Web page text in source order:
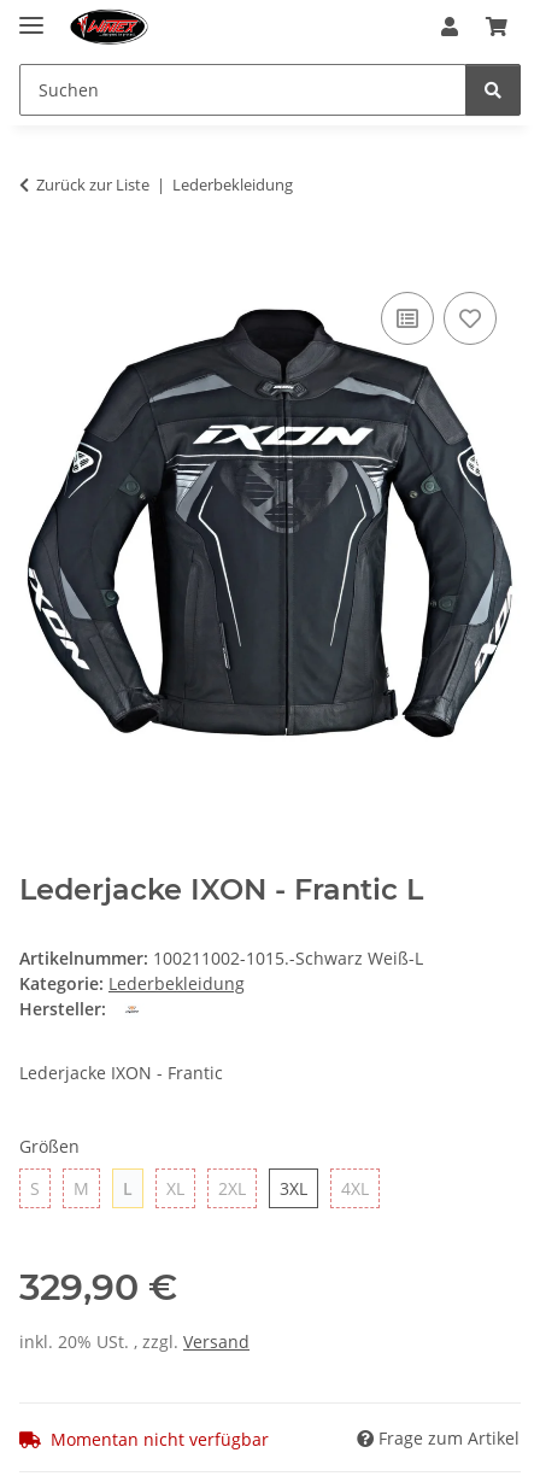
Zurück zur Liste Lederbekleidung
Lederjacke IXON - Frantic L
Artikelnummer: 100211002-1015.-Schwarz Weiß-L
Kategorie: Lederbekleidung
Hersteller:
Lederjacke IXON - Frantic
Größen
S
M M L XL XL 2XL 2XL 3XL 3XL 4XL 4XL
329,90 €
inkl. 20% USt. , zzgl. Versand
Momentan nicht verfügbar Frage zum Artikel